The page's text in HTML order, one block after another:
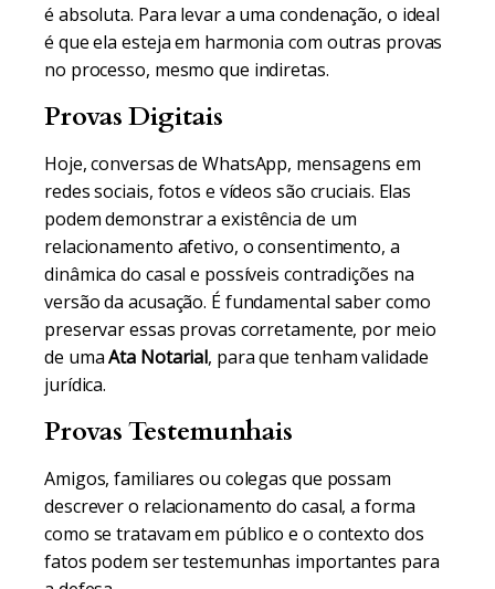
é absoluta. Para levar a uma condenação, o ideal
é que ela esteja em harmonia com outras provas
no processo, mesmo que indiretas.
Provas Digitais
Hoje, conversas de WhatsApp, mensagens em
redes sociais, fotos e vídeos são cruciais. Elas
podem demonstrar a existência de um
relacionamento afetivo, o consentimento, a
dinâmica do casal e possíveis contradições na
versão da acusação. É fundamental saber como
preservar essas provas corretamente, por meio
de umaAta Notarial, para que tenham validade
jurídica.
Provas Testemunhais
Amigos, familiares ou colegas que possam
descrever o relacionamento do casal, a forma
como se tratavam em público e o contexto dos
fatos podem ser testemunhas importantes para